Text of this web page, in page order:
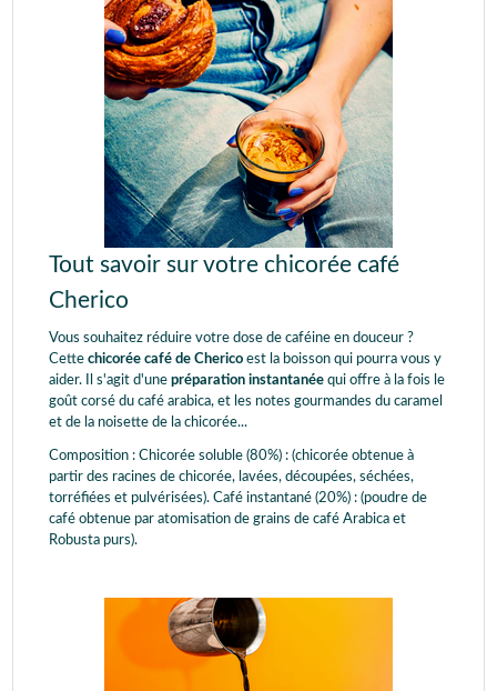
Tout savoir sur votre chicorée café
Cherico
Vous souhaitez réduire votre dose de caféine en douceur ?
Cette chicorée café de Cherico est la boisson qui pourra vous y
aider. Il s'agit d'une préparation instantanée qui offre à la fois le
goût corsé du café arabica, et les notes gourmandes du caramel
et de la noisette de la chicorée...
Composition : Chicorée soluble (80%) : (chicorée obtenue à
partir des racines de chicorée, lavées, découpées, séchées,
torréfiées et pulvérisées). Café instantané (20%) : (poudre de
café obtenue par atomisation de grains de café Arabica et
Robusta purs).